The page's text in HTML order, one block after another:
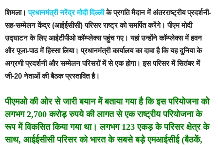
शिमला। प्रधानमंत्री नरेंद्र मोदी दिल्लीके प्रगति मैदान में अंतरराष्ट्रीय प्रदर्शनी-
सह-सम्मेलन केंद्र (आईईसीसी) परिसर राष्ट्र को समर्पित करेंगे। पीएम मोदी
उद्घाटन के लिए आईटीपीओ कॉम्प्लेक्स पहुंच गए। यहां उन्होंने कॉम्प्लेक्स में हवन
और पूजा-पाठ में हिस्सा लिया। प्रधानमंत्री कार्यालय का दावा है कि यह दुनिया के
अग्रणी प्रदर्शनी और सम्मेलन परिसरों में से एक होगा। इस परिसर में सितंबर में
जी-20 नेताओं की बैठक प्रस्तावित है।
पीएमओ की ओर से जारी बयान में बताया गया है कि इस परियोजना को
लगभग 2,700 करोड़ रुपये की लागत से एक राष्ट्रीय परियोजना के
रूप में विकसित किया गया था। लगभग 123 एकड़ के परिसर क्षेत्र के
साथ, आईईसीसी परिसर को भारत के सबसे बड़े एमआईसीई (बैठकें,